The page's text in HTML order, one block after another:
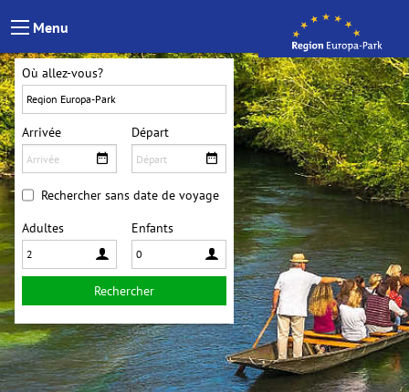
Menu
Où allez-vous?
Arrivée Départ
Rechercher sans date de voyage
Adultes Enfants
Rechercher